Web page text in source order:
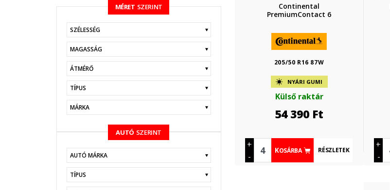
MÉRET SZERINT
KERESÉS
AUTÓ SZERINT
Continental
PremiumContact 6
205/50 R16 87W
NYÁRI GUMI
Külső raktár
54 390 Ft
+
-
KOSÁRBA RÉSZLETEK
+
-